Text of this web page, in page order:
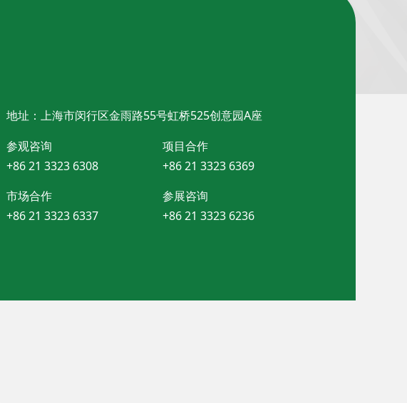
地址：上海市闵行区金雨路55号虹桥525创意园A座
参观咨询
+86 21 3323 6308
项目合作
+86 21 3323 6369
市场合作
+86 21 3323 6337
参展咨询
+86 21 3323 6236